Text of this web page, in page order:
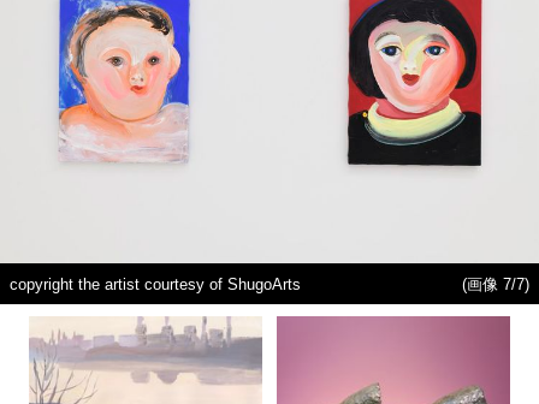
copyright the artist courtesy of ShugoArts (画像 7/7)